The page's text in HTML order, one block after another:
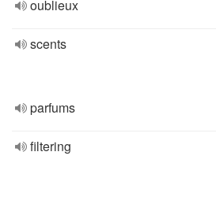
oublieux
scents
parfums
filtering